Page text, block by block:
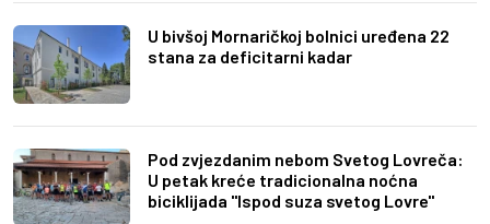
U bivšoj Mornaričkoj bolnici uređena 22
stana za deficitarni kadar
Pod zvjezdanim nebom Svetog Lovreča:
U petak kreće tradicionalna noćna
biciklijada "Ispod suza svetog Lovre"